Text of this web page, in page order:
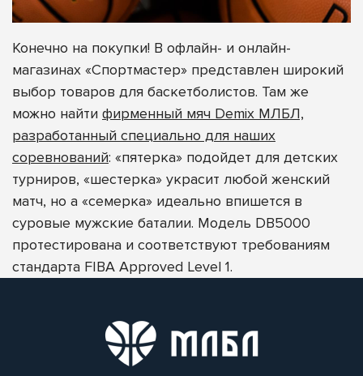
Конечно на покупки! В офлайн- и онлайн-
магазинах «Спортмастер» представлен широкий
выбор товаров для баскетболистов. Там же
можно найти фирменный мяч Demix МЛБЛ,
разработанный специально для наших
соревнований: «пятерка» подойдет для детских
турниров, «шестерка» украсит любой женский
матч, но а «семерка» идеально впишется в
суровые мужские баталии. Модель DB5000
протестирована и соответствуют требованиям
стандарта FIBA Approved Level 1.